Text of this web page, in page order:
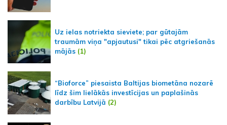
Uz ielas notriekta sieviete; par gūtajām
traumām viņa "apjautusi" tikai pēc atgriešanās
mājās (1)
“Bioforce” piesaista Baltijas biometāna nozarē
līdz šim lielākās investīcijas un paplašinās
darbību Latvijā (2)